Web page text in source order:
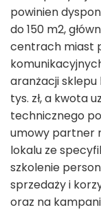
powinien
do 150 m2,
centrach miast
aranżacji sklepu
tys. zł, a kwota
technicznego
umowy partner
lokalu ze
szkolenie
sprzedaży i
oraz na